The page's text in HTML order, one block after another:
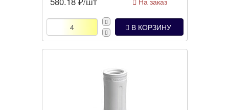
Цвет:
Серый
В КОРЗИНУ